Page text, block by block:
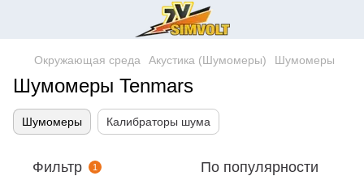
Окружающая среда Акустика (Шумомеры) Шумомеры
Шумомеры Tenmars
Шумомеры Калибраторы шума
Фильтр 1 По популярности